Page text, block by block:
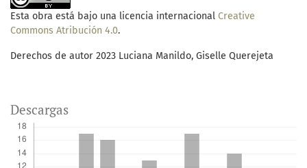
Esta obra está bajo una licencia internacional Creative
Commons Atribución 4.0.
Derechos de autor 2023 Luciana Manildo, Giselle Querejeta
Descargas